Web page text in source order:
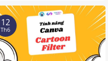
12
Th6